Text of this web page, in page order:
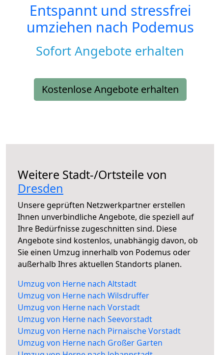
Entspannt und stressfrei
umziehen nach Podemus
Sofort Angebote erhalten
Kostenlose Angebote erhalten
Weitere Stadt-/Ortsteile von
Dresden
Unsere geprüften Netzwerkpartner erstellen
Ihnen unverbindliche Angebote, die speziell auf
Ihre Bedürfnisse zugeschnitten sind. Diese
Angebote sind kostenlos, unabhängig davon, ob
Sie einen Umzug innerhalb von Podemus oder
außerhalb Ihres aktuellen Standorts planen.
Umzug von Herne nach Altstadt
Umzug von Herne nach Wilsdruffer
Umzug von Herne nach Vorstadt
Umzug von Herne nach Seevorstadt
Umzug von Herne nach Pirnaische Vorstadt
Umzug von Herne nach Großer Garten